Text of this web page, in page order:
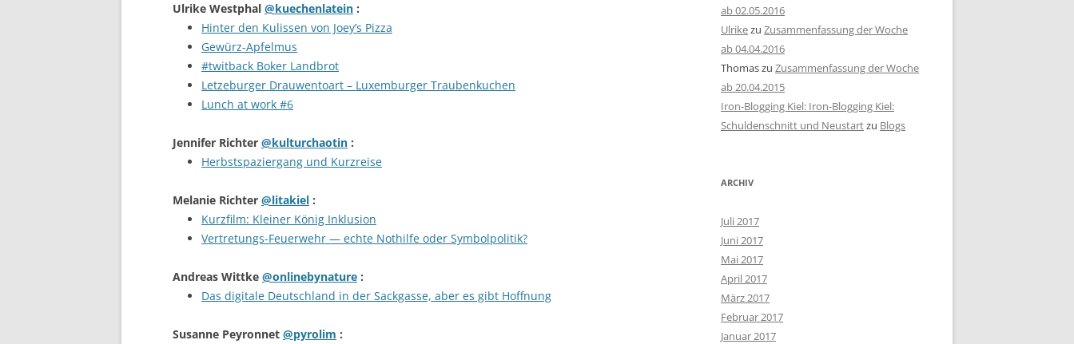
Ulrike Westphal @kuechenlatein :
Hinter den Kulissen von Joey’s Pizza
Gewürz-Apfelmus
#twitback Boker Landbrot
Letzeburger Drauwentoart – Luxemburger Traubenkuchen
Lunch at work #6
Jennifer Richter @kulturchaotin :
Herbstspaziergang und Kurzreise
Melanie Richter @litakiel :
Kurzfilm: Kleiner König Inklusion
Vertretungs-Feuerwehr — echte Nothilfe oder Symbolpolitik?
Andreas Wittke @onlinebynature :
Das digitale Deutschland in der Sackgasse, aber es gibt Hoffnung
Susanne Peyronnet @pyrolim :
ab 02.05.2016
Ulrikezu Zusammenfassung der Woche
ab 04.04.2016
Thomaszu Zusammenfassung der Woche
ab 20.04.2015
Iron-Blogging Kiel: Iron-Blogging Kiel:
Schuldenschnitt und Neustartzu Blogs
ARCHIV
Juli 2017
Juni 2017
Mai 2017
April 2017
März 2017
Februar 2017
Januar 2017